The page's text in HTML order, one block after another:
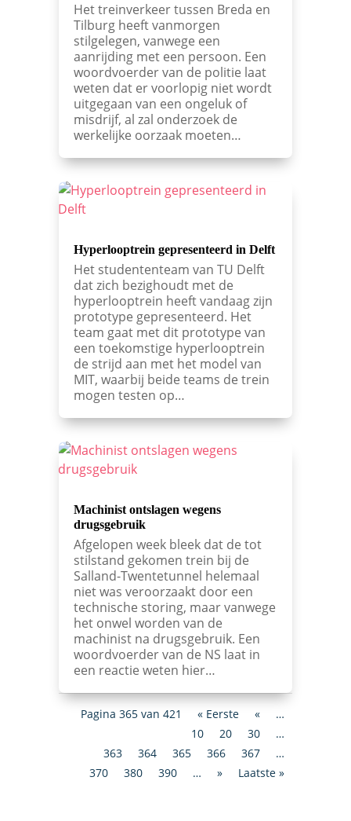
Het treinverkeer tussen Breda en
Tilburg heeft vanmorgen
stilgelegen, vanwege een
aanrijding met een persoon. Een
woordvoerder van de politie laat
weten dat er voorlopig niet wordt
uitgegaan van een ongeluk of
misdrijf, al zal onderzoek de
werkelijke oorzaak moeten…
Hyperlooptrein gepresenteerd in Delft
Het studententeam van TU Delft
dat zich bezighoudt met de
hyperlooptrein heeft vandaag zijn
prototype gepresenteerd. Het
team gaat met dit prototype van
een toekomstige hyperlooptrein
de strijd aan met het model van
MIT, waarbij beide teams de trein
mogen testen op…
Machinist ontslagen wegens
drugsgebruik
Afgelopen week bleek dat de tot
stilstand gekomen trein bij de
Salland-Twentetunnel helemaal
niet was veroorzaakt door een
technische storing, maar vanwege
het onwel worden van de
machinist na drugsgebruik. Een
woordvoerder van de NS laat in
een reactie weten hier…
Pagina 365 van 421 « Eerste «
…
10
20 30
…
363
364 365 366 367
…
370
380 390 … » Laatste »